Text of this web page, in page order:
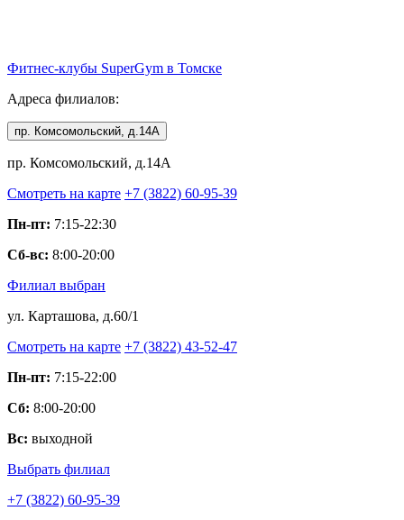
Фитнес-клубы SuperGym в Томске
Адреса филиалов:
пр. Комсомольский, д.14А
пр. Комсомольский, д.14А
Смотреть на карте +7 (3822) 60-95-39
Пн-пт: 7:15-22:30
Сб-вс: 8:00-20:00
Филиал выбран
ул. Карташова, д.60/1
Смотреть на карте +7 (3822) 43-52-47
Пн-пт: 7:15-22:00
Сб: 8:00-20:00
Вс: выходной
Выбрать филиал
+7 (3822) 60-95-39